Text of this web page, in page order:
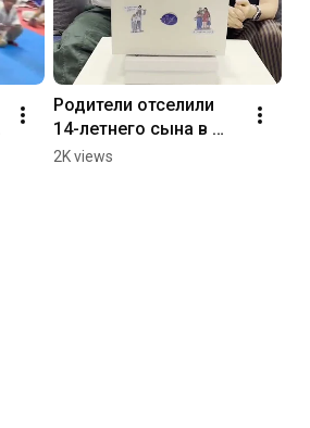
Родители отселили
14-летнего сына в
соседний дом. Что
2K views